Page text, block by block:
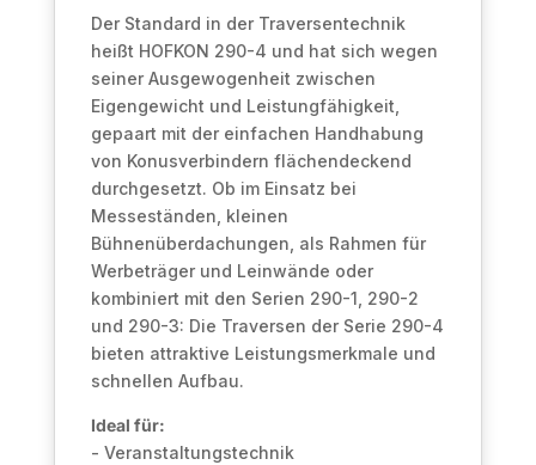
Der Standard in der Traversentechnik
heißt HOFKON 290-4 und hat sich wegen
seiner Ausgewogenheit zwischen
Eigengewicht und Leistungfähigkeit,
gepaart mit der einfachen Handhabung
von Konusverbindern flächendeckend
durchgesetzt. Ob im Einsatz bei
Messeständen, kleinen
Bühnenüberdachungen, als Rahmen für
Werbeträger und Leinwände oder
kombiniert mit den Serien 290-1, 290-2
und 290-3: Die Traversen der Serie 290-4
bieten attraktive Leistungsmerkmale und
schnellen Aufbau.
Ideal für:
- Veranstaltungstechnik